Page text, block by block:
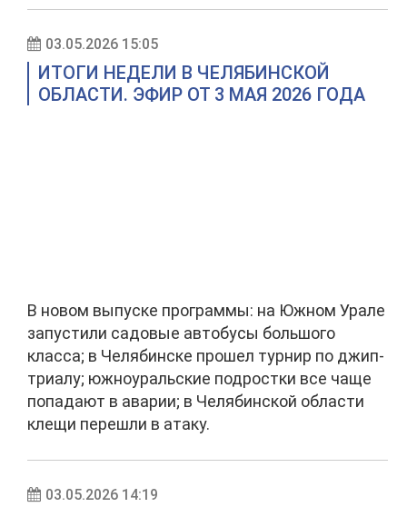
03.05.2026 15:05
ИТОГИ НЕДЕЛИ В ЧЕЛЯБИНСКОЙ
ОБЛАСТИ. ЭФИР ОТ 3 МАЯ 2026 ГОДА
В новом выпуске программы: на Южном Урале
запустили садовые автобусы большого
класса; в Челябинске прошел турнир по джип-
триалу; южноуральские подростки все чаще
попадают в аварии; в Челябинской области
клещи перешли в атаку.
03.05.2026 14:19